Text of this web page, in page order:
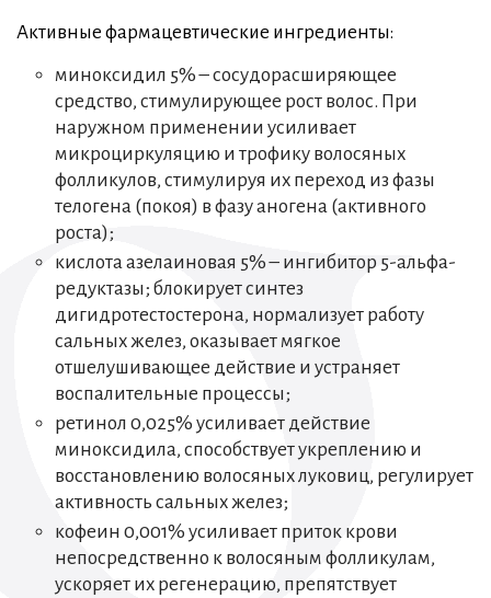
Активные фармацевтические ингредиенты:
миноксидил 5% – сосудорасширяющее
средство, стимулирующее рост волос. При
наружном применении усиливает
микроциркуляцию и трофику волосяных
фолликулов, стимулируя их переход из фазы
телогена (покоя) в фазу аногена (активного
роста);
кислота азелаиновая 5% – ингибитор 5-альфа-
редуктазы; блокирует синтез
дигидротестостерона, нормализует работу
сальных желез, оказывает мягкое
отшелушивающее действие и устраняет
воспалительные процессы;
ретинол 0,025% усиливает действие
миноксидила, способствует укреплению и
восстановлению волосяных луковиц, регулирует
активность сальных желез;
кофеин 0,001% усиливает приток крови
непосредственно к волосяным фолликулам,
ускоряет их регенерацию, препятствует